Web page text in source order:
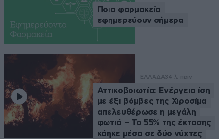
Ποια φαρμακεία
εφημερεύουν σήμερα
ΕΛΛΑΔΑ34 λ. πριν
Αττικοβοιωτία: Ενέργεια ίση
με έξι βόμβες της Χιροσίμα
απελευθέρωσε η μεγάλη
φωτιά – Το 55% της έκτασης
κάηκε μέσα σε δύο νύχτες